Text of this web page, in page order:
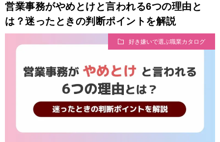
営業事務がやめとけと言われる6つの理由と
は？迷ったときの判断ポイントを解説
好き嫌いで選ぶ職業カタログ